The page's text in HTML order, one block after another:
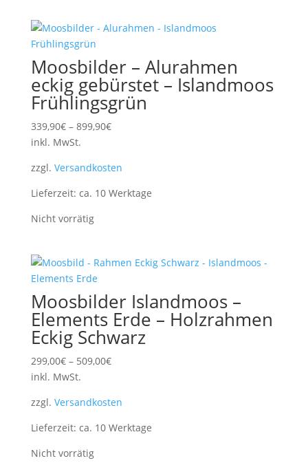
Moosbilder – Alurahmen
eckig gebürstet – Islandmoos
Frühlingsgrün
339,90€– 899,90€
inkl. MwSt.
zzgl. Versandkosten
Lieferzeit: ca. 10 Werktage
Nicht vorrätig
Moosbilder Islandmoos –
Elements Erde – Holzrahmen
Eckig Schwarz
299,00€– 509,00€
inkl. MwSt.
zzgl. Versandkosten
Lieferzeit: ca. 10 Werktage
Nicht vorrätig